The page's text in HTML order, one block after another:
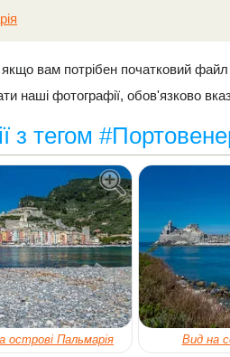
якщо вам потрібен початковий
наші фотографії, обов'язково
з тегом
острові Пальмарія Вид на